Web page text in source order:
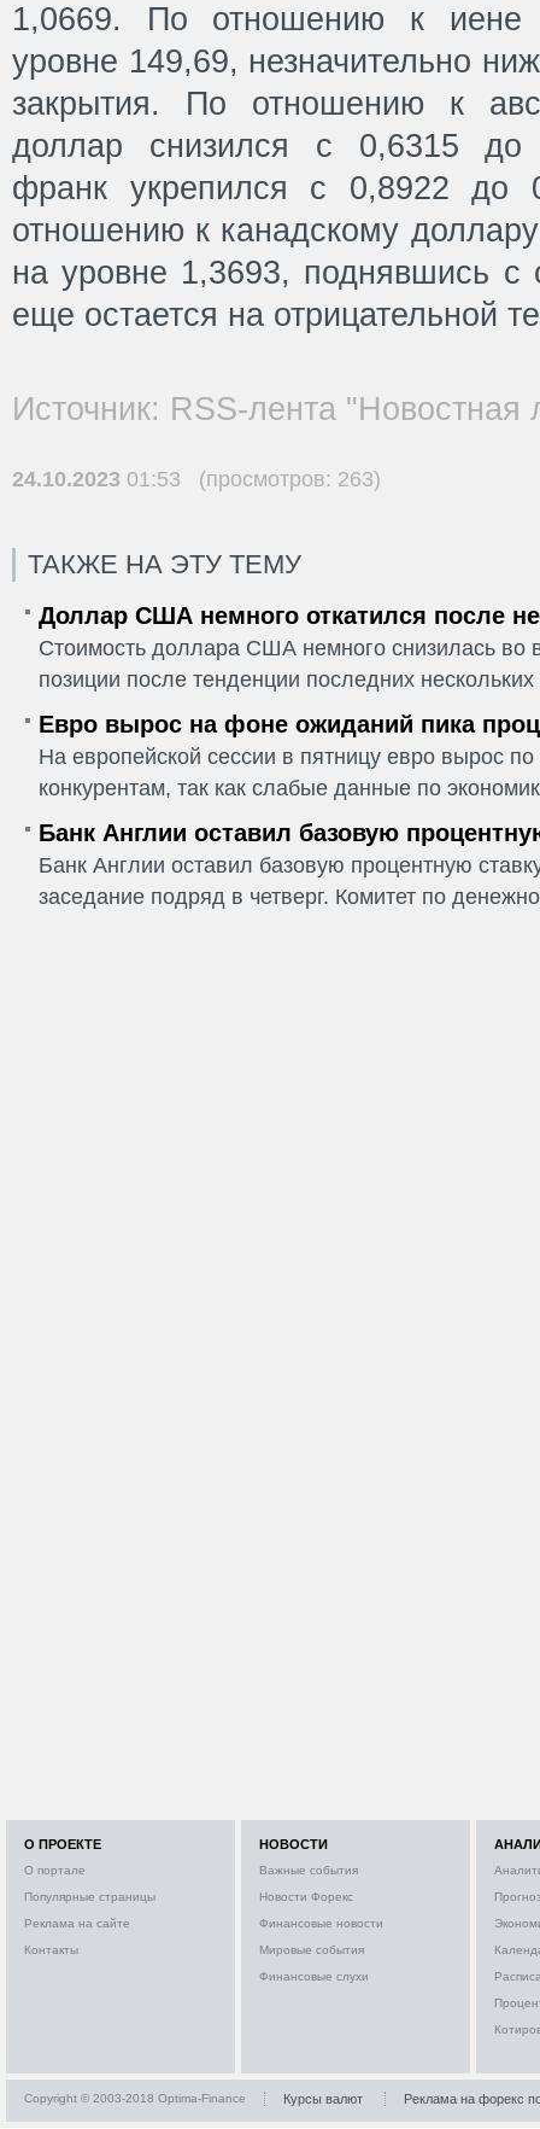
1,0669. По отношению к иене
уровне 149,69, незначительно
закрытия. По отношению к
доллар снизился с 0,6315 до
франк укрепился с 0,8922 до
отношению к канадскому
на уровне 1,3693, поднявшись с
еще остается на отрицательной
Источник: RSS-лента "Новостная
24.10.2023 01:53 (просмотров: 263)
ТАКЖЕ НА ЭТУ ТЕМУ
Доллар США немного откатился после
Стоимость доллара США немного снизилась во
позиции после тенденции последних
Евро вырос на фоне ожиданий пика
На европейской сессии в пятницу евро вырос
конкурентам, так как слабые данные по
Банк Англии оставил базовую
Банк Англии оставил базовую процентную
заседание подряд в четверг. Комитет по
О ПРОЕКТЕ
О портале
Популярные страницы
Реклама на сайте
Контакты
НОВОСТИ
Важные события
Новости Форекс
Финансовые новости
Мировые события
Финансовые слухи
Copyright © 2003-2018 Optima-Finance Курсы валют Реклама на форекс